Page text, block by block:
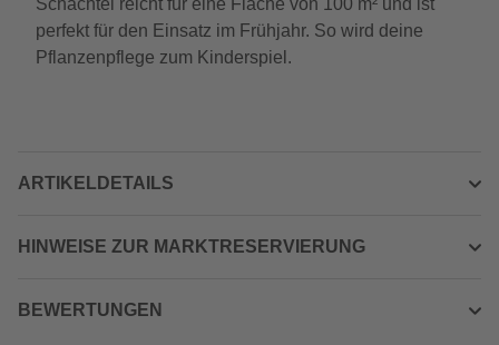
Schachtel reicht für eine Fläche von 100 m² und ist
perfekt für den Einsatz im Frühjahr. So wird deine
Pflanzenpflege zum Kinderspiel.
ARTIKELDETAILS
HINWEISE ZUR MARKTRESERVIERUNG
BEWERTUNGEN